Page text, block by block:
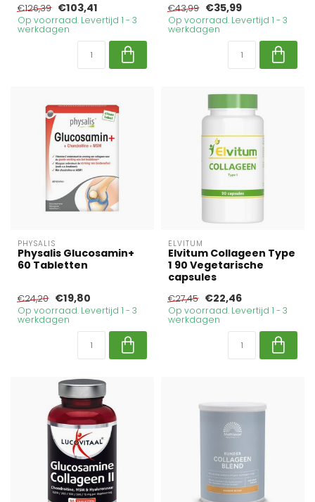
€126,39 €103,41
Op voorraad. Levertijd 1 - 3
werkdagen
€43,99 €35,99
Op voorraad. Levertijd 1 - 3
werkdagen
PHYSALIS
Physalis Glucosamin+
60 Tabletten
€24,20 €19,80
Op voorraad. Levertijd 1 - 3
werkdagen
ELVITUM
Elvitum Collageen Type
1 90 Vegetarische
capsules
€27,45 €22,46
Op voorraad. Levertijd 1 - 3
werkdagen